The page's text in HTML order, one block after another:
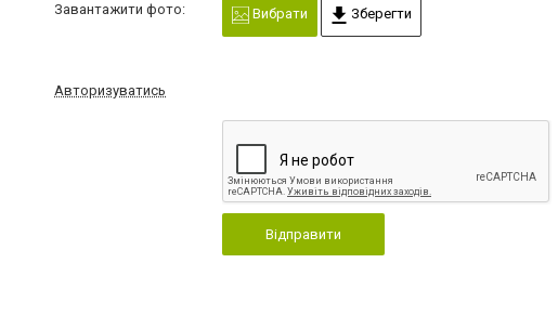
Завантажити фото: Вибрати Зберегти
Авторизуватись
Відправити